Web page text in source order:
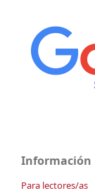
Información
Para lectores/as